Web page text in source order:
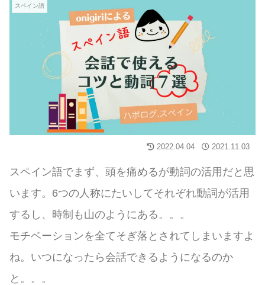
スペイン語
2022.04.04 2021.11.03
スペイン語でまず、頭を痛めるが動詞の活用だと思
います。6つの人称にたいしてそれぞれ動詞が活用
するし、時制も山のようにある。。。
モチベーションを全てそぎ落とされてしまいますよ
ね。いつになったら会話できるようになるのか
と。。。